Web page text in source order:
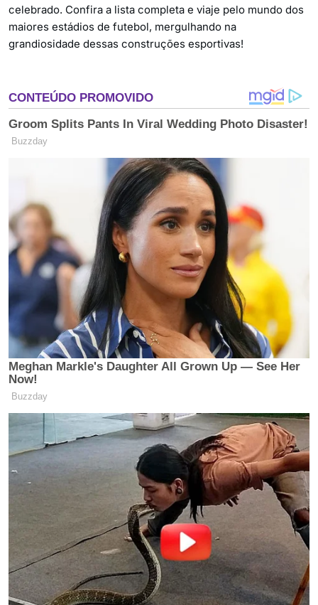
celebrado. Confira a lista completa e viaje pelo mundo dos
maiores estádios de futebol, mergulhando na
grandiosidade dessas construções esportivas!